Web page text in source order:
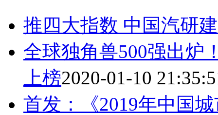
推四大指数 中国汽研
全球独角兽500强出炉
上榜2020-01-10
首发：《2019年中国